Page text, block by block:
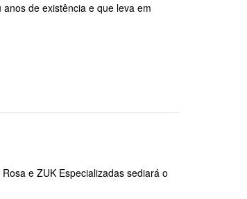
de existência e que leva em
e ZUK Especializadas sediará o